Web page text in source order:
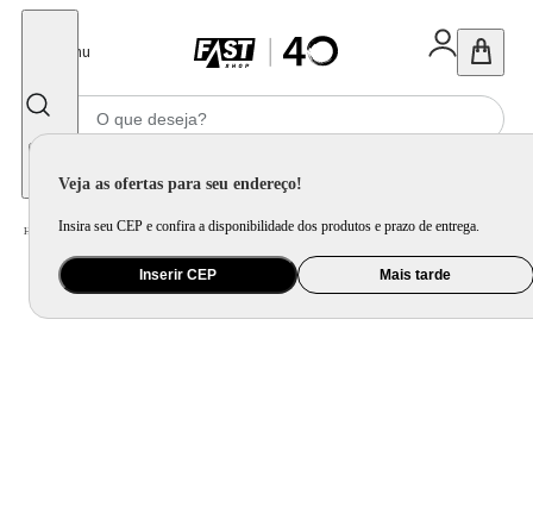
Menu
Veja as ofertas para seu endereço!
Insira seu CEP e confira a disponibilidade dos produtos e prazo de entrega.
Inserir CEP Mais tarde
Home Móveis e Decoração / Decoração / Objetos Decorativos